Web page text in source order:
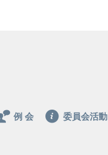
例 会 委員会活動